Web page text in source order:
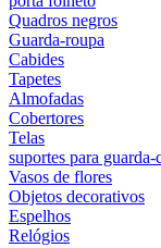
Quadros negros
Guarda-roupa
Cabides
Tapetes
Almofadas
Cobertores
Telas
suportes para guarda-
Vasos de flores
Objetos decorativos
Espelhos
Relógios